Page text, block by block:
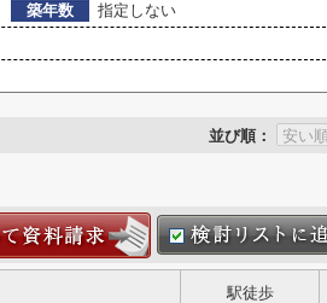
築年数
指定しない
並び順：
駅徒歩